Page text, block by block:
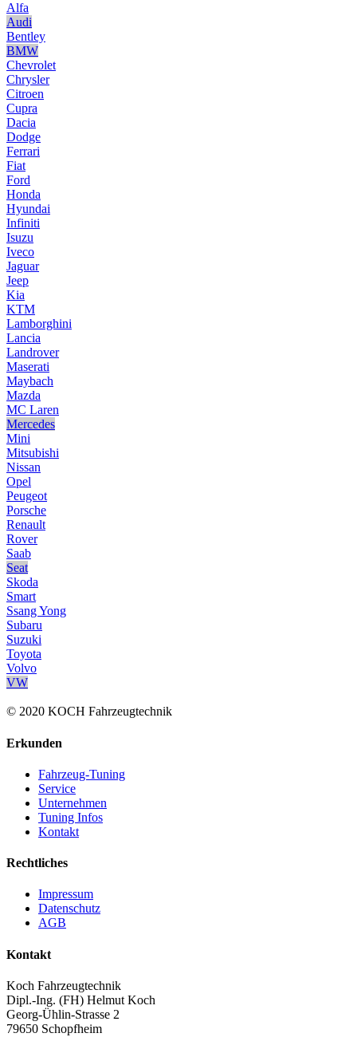
Alfa
Audi
Bentley
BMW
Chevrolet
Chrysler
Citroen
Cupra
Dacia
Dodge
Ferrari
Fiat
Ford
Honda
Hyundai
Infiniti
Isuzu
Iveco
Jaguar
Jeep
Kia
KTM
Lamborghini
Lancia
Landrover
Maserati
Maybach
Mazda
MC Laren
Mercedes
Mini
Mitsubishi
Nissan
Opel
Peugeot
Porsche
Renault
Rover
Saab
Seat
Skoda
Smart
Ssang Yong
Subaru
Suzuki
Toyota
Volvo
VW
© 2020 KOCH Fahrzeugtechnik
Erkunden
Fahrzeug-Tuning
Service
Unternehmen
Tuning Infos
Kontakt
Rechtliches
Impressum
Datenschutz
AGB
Kontakt
Koch Fahrzeugtechnik
Dipl.-Ing. (FH) Helmut Koch
Georg-Ühlin-Strasse 2
79650 Schopfheim